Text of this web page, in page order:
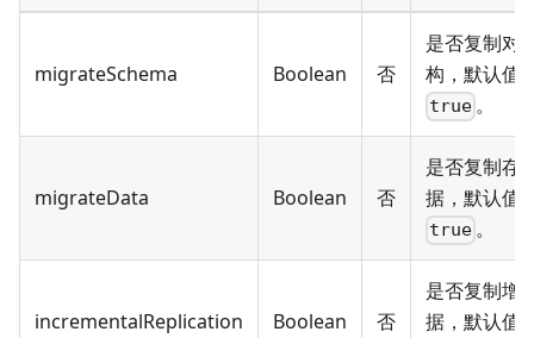
migrateSchema Boolean 否
是否复制对
构，默认值
true 。
migrateData Boolean 否
是否复制存
据，默认值
true 。
incrementalReplication Boolean 否
是否复制增
据，默认值